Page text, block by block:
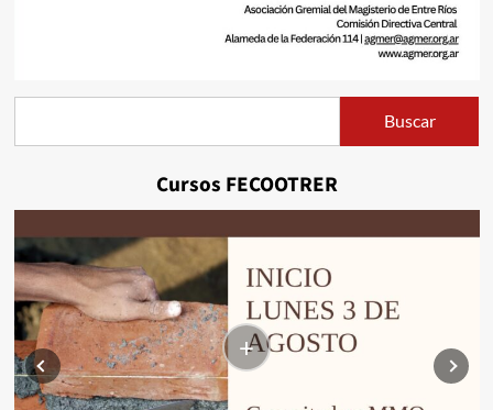
Buscar
Cursos FECOOTRER
+